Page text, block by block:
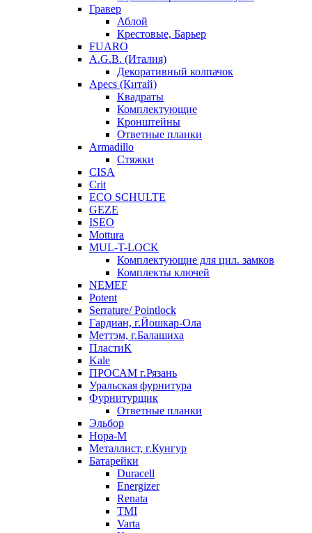
Гравер
Аблой
Крестовые, Барьер
FUARO
A.G.B. (Италия)
Декоративный колпачок
Apecs (Китай)
Квадраты
Комплектующие
Кронштейны
Ответные планки
Armadillo
Стяжки
CISA
Crit
ECO SCHULTE
GEZE
ISEO
Mottura
MUL-T-LOCK
Комплектующие для цил. замков
Комплекты ключей
NEMEF
Potent
Serrature/ Pointlock
Гардиан, г.Йошкар-Ола
Меттэм, г.Балашиха
ПластиК
Kale
ПРОСАМ г.Рязань
Уральская фурнитура
Фурнитурщик
Ответные планки
Эльбор
Нора-М
Металлист, г.Кунгур
Батарейки
Duracell
Energizer
Renata
TMI
Varta